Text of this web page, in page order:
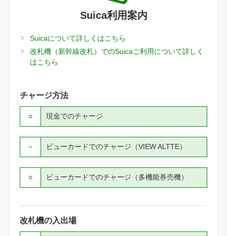
Suica利用案内
Suicaについて詳しくはこちら
改札機（新幹線改札）でのSuicaご利用について詳しく
はこちら
チャージ方法
現金でのチャージ
○
ビューカードでのチャージ（VIEW ALTTE）
－
ビューカードでのチャージ（多機能券売機）
○
改札機の入出場